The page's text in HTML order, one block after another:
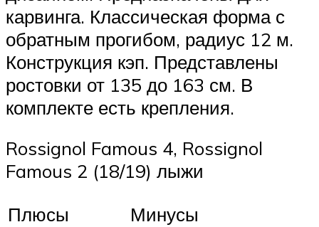
карвинга. Классическая форма с
обратным прогибом, радиус 12 м.
Конструкция кэп. Представлены
ростовки от 135 до 163 см. В
комплекте есть крепления.
Rossignol Famous 4, Rossignol
Famous 2 (18/19) лыжи
Плюсы
Минусы